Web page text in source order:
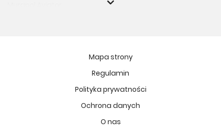
Murapol Osiedle Szafirove
Fort Natura Etap II
Osiedle Imbramowskie
MIASTECZKO NOVA FALA
Mapa strony
Regulamin
Polityka prywatności
Ochrona danych
O nas